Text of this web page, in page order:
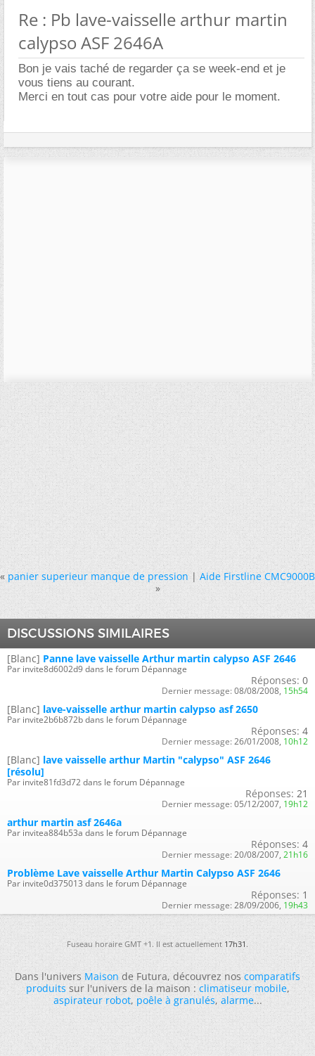
Re : Pb lave-vaisselle arthur martin
calypso ASF 2646A
Bon je vais taché de regarder ça se week-end et je
vous tiens au courant.
Merci en tout cas pour votre aide pour le moment.
« panier superieur manque de pression|Aide Firstline CMC9000B
»
DISCUSSIONS SIMILAIRES
[Blanc] Panne lave vaisselle Arthur martin calypso ASF 2646
Par invite8d6002d9 dans le forum Dépannage
Réponses: 0
Dernier message: 08/08/2008, 15h54
[Blanc] lave-vaisselle arthur martin calypso asf 2650
Par invite2b6b872b dans le forum Dépannage
Réponses: 4
Dernier message: 26/01/2008, 10h12
[Blanc] lave vaisselle arthur Martin "calypso" ASF 2646
[résolu]
Par invite81fd3d72 dans le forum Dépannage
Réponses: 21
Dernier message: 05/12/2007, 19h12
arthur martin asf 2646a
Par invitea884b53a dans le forum Dépannage
Réponses: 4
Dernier message: 20/08/2007, 21h16
Problème Lave vaisselle Arthur Martin Calypso ASF 2646
Par invite0d375013 dans le forum Dépannage
Réponses: 1
Dernier message: 28/09/2006, 19h43
Fuseau horaire GMT +1. Il est actuellement17h31.
Dans l'universMaisonde Futura, découvrez noscomparatifs
produitssur l'univers de la maison :climatiseur mobile,
aspirateur robot,poêle à granulés,alarme...